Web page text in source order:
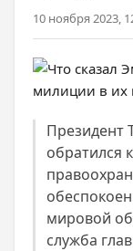
10 ноября 2023,
Президент
обратился
мировой
служба